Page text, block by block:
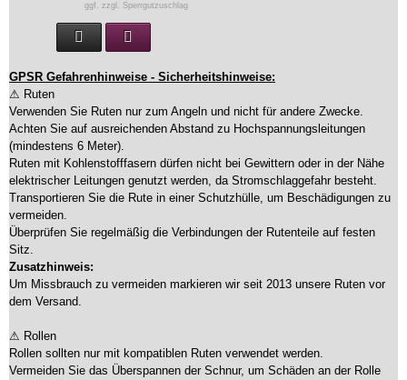
ggf. zzgl. Sperrgutzuschlag
GPSR Gefahrenhinweise - Sicherheitshinweise:
⚠ Ruten
Verwenden Sie Ruten nur zum Angeln und nicht für andere Zwecke.
Achten Sie auf ausreichenden Abstand zu Hochspannungsleitungen
(mindestens 6 Meter).
Ruten mit Kohlenstofffasern dürfen nicht bei Gewittern oder in der Nähe
elektrischer Leitungen genutzt werden, da Stromschlaggefahr besteht.
Transportieren Sie die Rute in einer Schutzhülle, um Beschädigungen zu
vermeiden.
Überprüfen Sie regelmäßig die Verbindungen der Rutenteile auf festen
Sitz.
Zusatzhinweis:
Um Missbrauch zu vermeiden markieren wir seit 2013 unsere Ruten vor
dem Versand.
⚠ Rollen
Rollen sollten nur mit kompatiblen Ruten verwendet werden.
Vermeiden Sie das Überspannen der Schnur, um Schäden an der Rolle